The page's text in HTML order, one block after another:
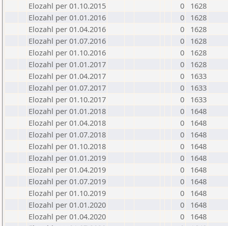
Elozahl per 01.10.2015
0
1628
Elozahl per 01.01.2016
0
1628
Elozahl per 01.04.2016
0
1628
Elozahl per 01.07.2016
0
1628
Elozahl per 01.10.2016
0
1628
Elozahl per 01.01.2017
0
1628
Elozahl per 01.04.2017
0
1633
Elozahl per 01.07.2017
0
1633
Elozahl per 01.10.2017
0
1633
Elozahl per 01.01.2018
0
1648
Elozahl per 01.04.2018
0
1648
Elozahl per 01.07.2018
0
1648
Elozahl per 01.10.2018
0
1648
Elozahl per 01.01.2019
0
1648
Elozahl per 01.04.2019
0
1648
Elozahl per 01.07.2019
0
1648
Elozahl per 01.10.2019
0
1648
Elozahl per 01.01.2020
0
1648
Elozahl per 01.04.2020
0
1648